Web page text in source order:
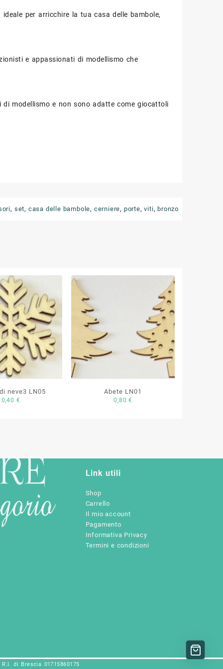
per arricchire la tua casa delle bambole,
e appassionati di modellismo che
modellismo e non sono adatte come giocattoli
, set, casa delle bambole, cerniere, porte,viti, bronzo
neve3 LN05
0,40 €
Abete LN01
0,80€
Link utili
Shop
Carrello
Il mio account
Pagamento
Informativa Privacy
Termini e condizioni
di Brescia 01715860175